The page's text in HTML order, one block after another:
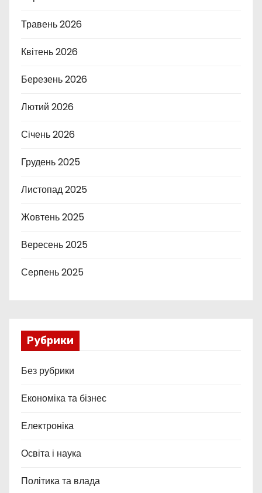
Травень 2026
Квітень 2026
Березень 2026
Лютий 2026
Січень 2026
Грудень 2025
Листопад 2025
Жовтень 2025
Вересень 2025
Серпень 2025
Рубрики
Без рубрики
Економіка та бізнес
Електроніка
Освіта і наука
Політика та влада